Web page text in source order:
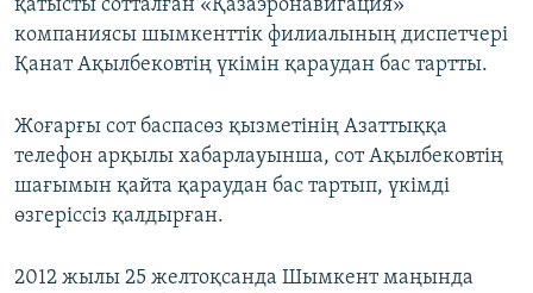
қатысты сотталған «Қазаэронавигация»
компаниясы шымкенттік филиалының диспетчері
Қанат Ақылбековтің үкімін қараудан бас тартты.
Жоғарғы сот баспасөз қызметінің Азаттыққа
телефон арқылы хабарлауынша, сот Ақылбековтің
шағымын қайта қараудан бас тартып, үкімді
өзгеріссіз қалдырған.
2012 жылы 25 желтоқсанда Шымкент маңында